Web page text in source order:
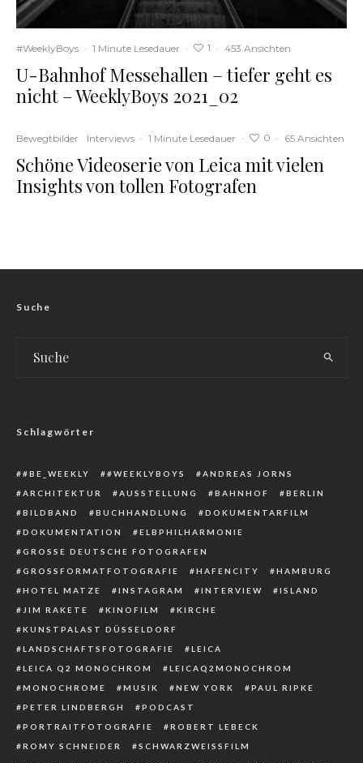
#WeeklyBoys · 1 Minute Lesedauer · 1 · 453 Ansichten
U-Bahnhof Messehallen – tiefer geht es
nicht – WeeklyBoys 2021_02
Bewegtbilder Interviews · 1 Minute Lesedauer · 0 · 65 Ansichten
Schöne Videoserie von Leica mit vielen
Insights von tollen Fotografen
Suche
Schlagwörter
#BE_WEEKLY #WEEKLYBOYS
ANDREAS JORNS
ARCHITEKTUR
AUSSTELLUNG BAHNHOF
BERLIN
BILDBAND
BUCHHANDLUNG
DOKUMENTARFILM
DOKUMENTATION
ELBPHILHARMONIE
GROSSE DEUTSCHE FOTOGRAFEN
GROSSFORMATFOTOGRAFIE
HAFENCITY
HAMBURG
HOTEL MATZE
INSTAGRAM INTERVIEW
ISLAND
JIM RAKETE
KINOFILM
KIRCHE
KUNSTPALAST DÜSSELDORF
LANDSCHAFTSFOTOGRAFIE
LEICA
LEICA Q2 MONOCHROM
LEICAQ2MONOCHROM
MONOCHROME
MUSIK NEW YORK
PAUL RIPKE
PETER LINDBERGH
PODCAST
PORTRAITFOTOGRAFIE
ROBERT LEBECK
ROMY SCHNEIDER
SCHWARZWEISSFILM